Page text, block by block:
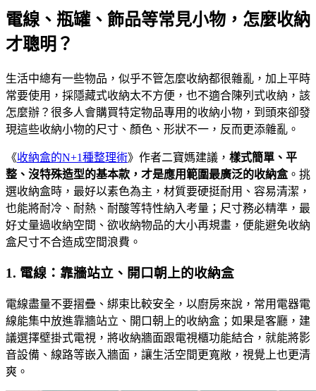
電線、瓶罐、飾品等常見小物，怎麼收納
才聰明？
生活中總有一些物品，似乎不管怎麼收納都很雜亂，加上平時
常要使用，採隱藏式收納太不方便，也不適合陳列式收納，該
怎麼辦？很多人會購買特定物品專用的收納小物，到頭來卻發
現這些收納小物的尺寸、顏色、形狀不一，反而更添雜亂。
《收納盒的N+1種整理術》作者二寶媽建議， 樣式簡單、平
整、沒特殊造型的基本款，才是應用範圍最廣泛的收納盒。挑
選收納盒時，最好以素色為主，材質要硬挺耐用、容易清潔，
也能將耐冷、耐熱、耐酸等特性納入考量；尺寸務必精準，最
好丈量過收納空間、欲收納物品的大小再規畫，便能避免收納
盒尺寸不合造成空間浪費。
1. 電線：靠牆站立、開口朝上的收納盒
電線盡量不要摺疊、綁束比較安全，以廚房來說，常用電器電
線能集中放進靠牆站立、開口朝上的收納盒；如果是客廳，建
議選擇壁掛式電視，將收納牆面跟電視櫃功能結合，就能將影
音設備、線路等嵌入牆面，讓生活空間更寬敞，視覺上也更清
爽。